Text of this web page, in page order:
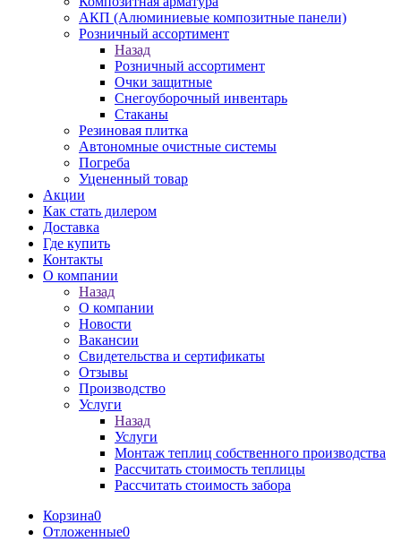
АКП (Алюминиевые композитные панели)
Розничный ассортимент
Назад
Розничный ассортимент
Очки защитные
Снегоуборочный инвентарь
Стаканы
Резиновая плитка
Автономные очистные системы
Погреба
Уцененный товар
Акции
Как стать дилером
Доставка
Где купить
Контакты
О компании
Назад
О компании
Новости
Вакансии
Свидетельства и сертификаты
Отзывы
Производство
Услуги
Назад
Услуги
Монтаж теплиц собственного производства
Рассчитать стоимость теплицы
Рассчитать стоимость забора
Корзина0
Отложенные0